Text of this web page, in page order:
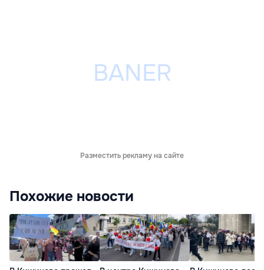
Разместить рекламу на сайте
Похожие новости